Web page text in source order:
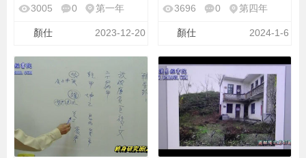
3005 0 第一年
顏仕 2023-12-20
3696 0 第四年
顏仕 2024-1-6